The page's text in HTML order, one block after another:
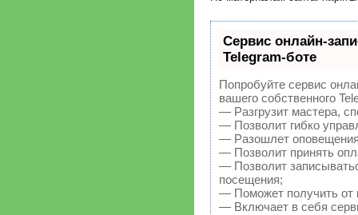
Сервис онлайн-
Telegram-боте
Попробуйте сервис
вашего собственного
— Разгрузит мастера,
— Позволит гибко
— Разошлет
— Позволит принять
— Позволит
посещения;
— Поможет получить от
— Включает в себя